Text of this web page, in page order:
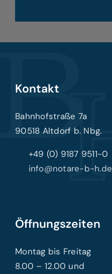
Kontakt
Bahnhofstraße 7a
90518 Altdorf b. Nbg.
+49 (0) 9187 9511-0
info@notare-b-h.de
Öffnungszeiten
Montag bis Freitag
8.00 – 12.00 und